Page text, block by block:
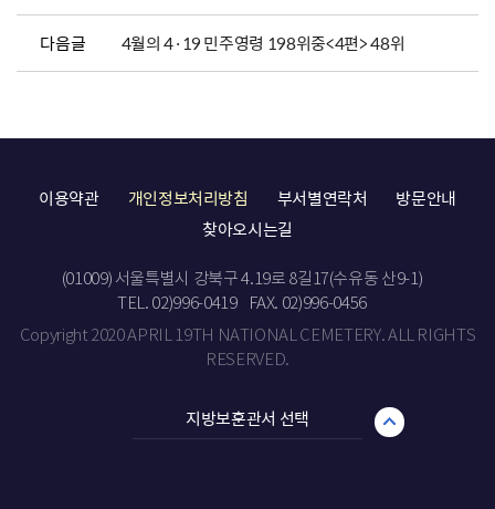
다음글 4월의 4·19 민주영령 198위중<4편> 48위
이용약관 개인정보처리방침 부서별연락처
방문안내
찾아오시는길
(01009) 서울특별시 강북구 4.19로 8길17(수유동 산9-1)
TEL. 02)996-0419
FAX. 02)996-0456
Copyright 2020 APRIL 19TH NATIONAL CEMETERY. ALL RIGHTS
RESERVED.
지방보훈관서 선택